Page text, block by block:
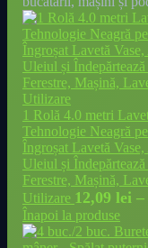
1 Rolă 4.0 metri
Tehnologie Neagră
Îngroșat Lavetă
Uleiul și
Ferestre, Mașină,
Utilizare 12,09 lei –
Înapoi la produse